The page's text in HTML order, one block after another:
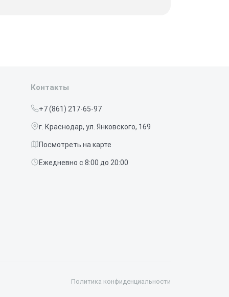
Контакты
+7 (861) 217-65-97
г. Краснодар, ул. Янковского, 169
Посмотреть на карте
Ежедневно с 8:00 до 20:00
Политика конфиденциальности